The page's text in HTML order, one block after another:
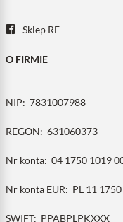
Sklep RF
O FIRMIE
NIP: 7831007988
REGON: 631060373
Nr konta: 04 1750 1019
Nr konta EUR: PL 11
SWIFT: PPABPLPKXXX